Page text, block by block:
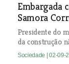
Embargada
Samora
Presidente do
da construção
Sociedade | 02-09-